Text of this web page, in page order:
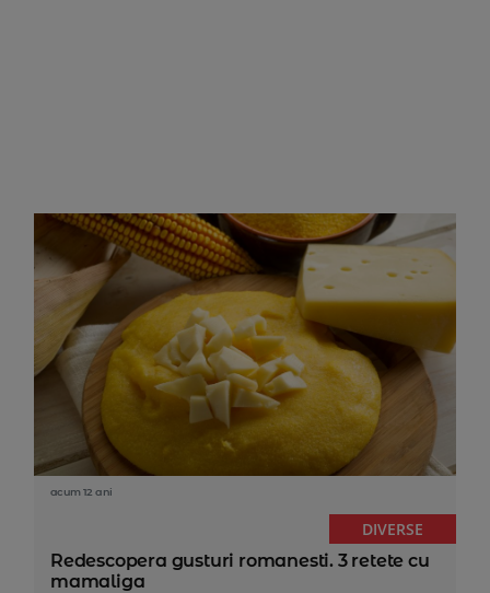
acum 12 ani
DIVERSE
Redescopera gusturi romanesti. 3 retete cu
mamaliga